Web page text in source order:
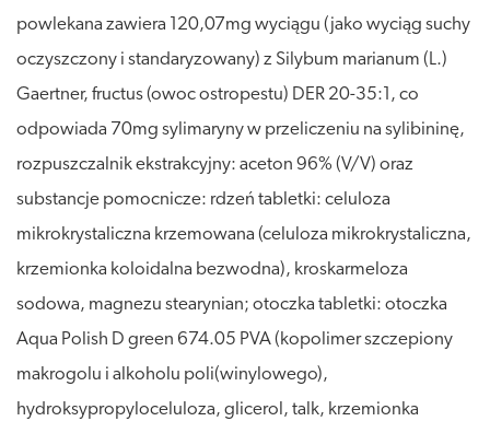
powlekana zawiera 120,07mg wyciągu (jako wyciąg suchy
oczyszczony i standaryzowany) z Silybum marianum (L.)
Gaertner, fructus (owoc ostropestu) DER 20-35:1, co
odpowiada 70mg sylimaryny w przeliczeniu na sylibininę,
rozpuszczalnik ekstrakcyjny: aceton 96% (V/V) oraz
substancje pomocnicze: rdzeń tabletki: celuloza
mikrokrystaliczna krzemowana (celuloza mikrokrystaliczna,
krzemionka koloidalna bezwodna), kroskarmeloza
sodowa, magnezu stearynian; otoczka tabletki: otoczka
Aqua Polish D green 674.05 PVA (kopolimer szczepiony
makrogolu i alkoholu poli(winylowego),
hydroksypropyloceluloza, glicerol, talk, krzemionka